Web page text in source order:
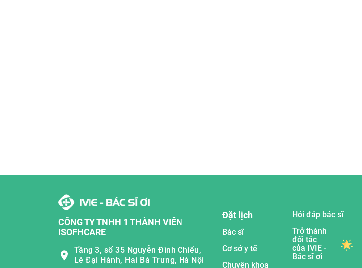
CÔNG TY TNHH 1 THÀNH VIÊN
ISOFHCARE
Tầng 3, số 35 Nguyễn Đình Chiểu,
Lê Đại Hành, Hai Bà Trưng, Hà Nội
Đặt lịch
Bác sĩ
Cơ sở y tế
Chuyên khoa
Hỏi đáp bác sĩ
Trở thành
đối tác
của IVIE -
Bác sĩ ơi